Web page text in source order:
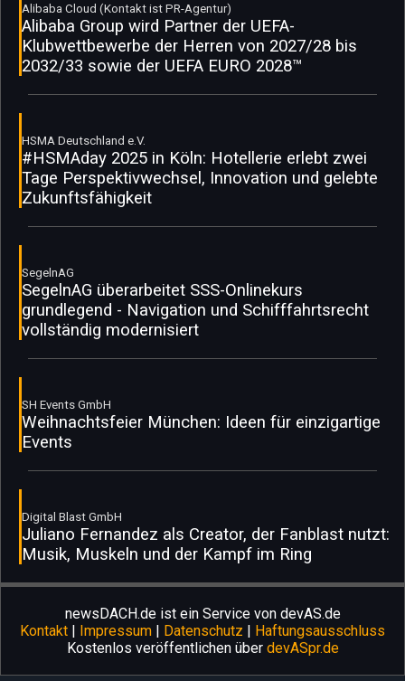
Alibaba Cloud (Kontakt ist PR-Agentur)
Alibaba Group wird Partner der UEFA-
Klubwettbewerbe der Herren von 2027/28 bis
2032/33 sowie der UEFA EURO 2028™
HSMA Deutschland e.V.
#HSMAday 2025 in Köln: Hotellerie erlebt zwei
Tage Perspektivwechsel, Innovation und gelebte
Zukunftsfähigkeit
SegelnAG
SegelnAG überarbeitet SSS-Onlinekurs
grundlegend - Navigation und Schifffahrtsrecht
vollständig modernisiert
SH Events GmbH
Weihnachtsfeier München: Ideen für einzigartige
Events
Digital Blast GmbH
Juliano Fernandez als Creator, der Fanblast nutzt:
Musik, Muskeln und der Kampf im Ring
newsDACH.de ist ein Service von devAS.de
Kontakt | Impressum | Datenschutz | Haftungsausschluss
Kostenlos veröffentlichen über devASpr.de